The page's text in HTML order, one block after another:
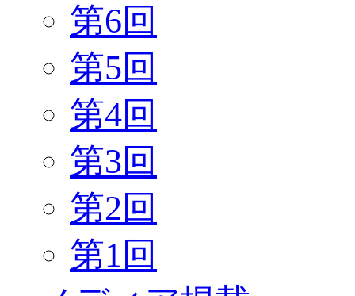
第6回
第5回
第4回
第3回
第2回
第1回